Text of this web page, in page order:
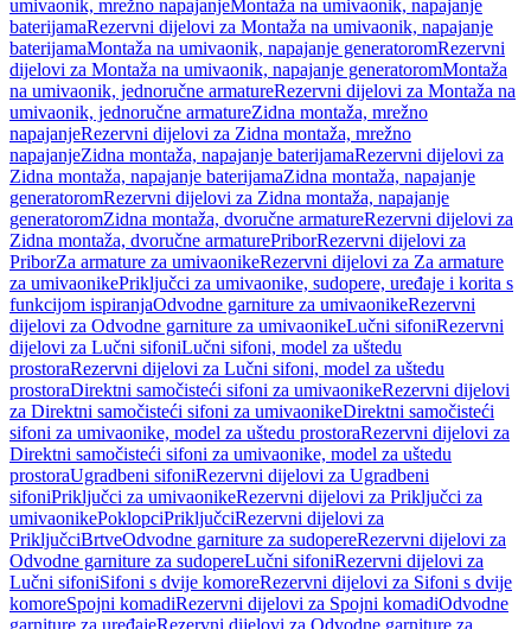
umivaonik, mrežno napajanjeMontaža na umivaonik, napajanje
baterijamaRezervni dijelovi za Montaža na umivaonik, napajanje
baterijamaMontaža na umivaonik, napajanje generatoromRezervni
dijelovi za Montaža na umivaonik, napajanje generatoromMontaža
na umivaonik, jednoručne armatureRezervni dijelovi za Montaža na
umivaonik, jednoručne armatureZidna montaža, mrežno
napajanjeRezervni dijelovi za Zidna montaža, mrežno
napajanjeZidna montaža, napajanje baterijamaRezervni dijelovi za
Zidna montaža, napajanje baterijamaZidna montaža, napajanje
generatoromRezervni dijelovi za Zidna montaža, napajanje
generatoromZidna montaža, dvoručne armatureRezervni dijelovi za
Zidna montaža, dvoručne armaturePriborRezervni dijelovi za
PriborZa armature za umivaonikeRezervni dijelovi za Za armature
za umivaonikePriključci za umivaonike, sudopere, uređaje i korita s
funkcijom ispiranjaOdvodne garniture za umivaonikeRezervni
dijelovi za Odvodne garniture za umivaonikeLučni sifoniRezervni
dijelovi za Lučni sifoniLučni sifoni, model za uštedu
prostoraRezervni dijelovi za Lučni sifoni, model za uštedu
prostoraDirektni samočisteći sifoni za umivaonikeRezervni dijelovi
za Direktni samočisteći sifoni za umivaonikeDirektni samočisteći
sifoni za umivaonike, model za uštedu prostoraRezervni dijelovi za
Direktni samočisteći sifoni za umivaonike, model za uštedu
prostoraUgradbeni sifoniRezervni dijelovi za Ugradbeni
sifoniPriključci za umivaonikeRezervni dijelovi za Priključci za
umivaonikePoklopciPriključciRezervni dijelovi za
PriključciBrtveOdvodne garniture za sudopereRezervni dijelovi za
Odvodne garniture za sudopereLučni sifoniRezervni dijelovi za
Lučni sifoniSifoni s dvije komoreRezervni dijelovi za Sifoni s dvije
komoreSpojni komadiRezervni dijelovi za Spojni komadiOdvodne
garniture za uređajeRezervni dijelovi za Odvodne garniture za